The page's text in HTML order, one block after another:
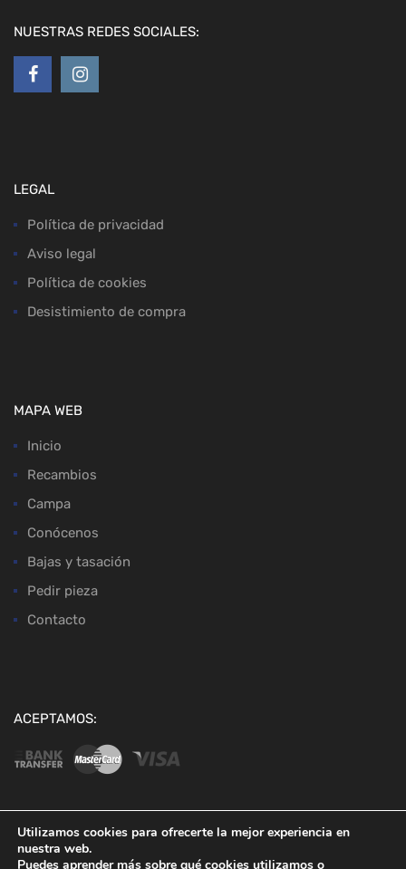
NUESTRAS REDES SOCIALES:
LEGAL
Política de privacidad
Aviso legal
Política de cookies
Desistimiento de compra
MAPA WEB
Inicio
Recambios
Campa
Conócenos
Bajas y tasación
Pedir pieza
Contacto
ACEPTAMOS:
Utilizamos cookies para ofrecerte la mejor experiencia en
nuestra web.
Puedes aprender más sobre qué cookies utilizamos o